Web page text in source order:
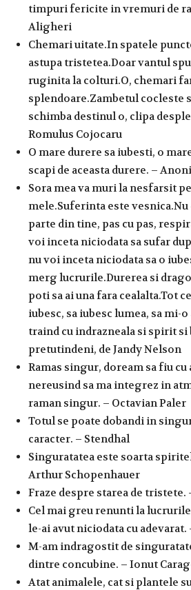
timpuri fericite in vremuri de
Aligheri
Chemari uitate.In spatele
astupa tristetea.Doar vantul
ruginita la colturi.O, chemari
splendoare.Zambetul cocleste
schimba destinul o, clipa
Romulus Cojocaru
O mare durere sa iubesti, o
scapi de aceasta durere. –
Sora mea va muri la nesfarsit
mele.Suferinta este
parte din tine, pas cu pas,
voi inceta niciodata sa sufar
nu voi inceta niciodata sa o
merg lucrurile.Durerea si
poti sa ai una fara cealalta.Tot
iubesc, sa iubesc lumea, sa mi-
traind cu indrazneala si spirit si
pretutindeni, de Jandy Nelson
Ramas singur, doream sa fiu
nereusind sa ma integrez in
raman singur. – Octavian Paler
Totul se poate dobandi in
caracter. – Stendhal
Singuratatea este soarta
Arthur Schopenhauer
Fraze despre starea de tristete.
Cel mai greu renunti la
le-ai avut niciodata cu
M-am indragostit de
dintre concubine. – Ionut
Atat animalele, cat si plantele